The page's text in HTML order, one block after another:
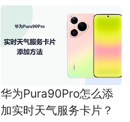
华为Pura90Pro怎么添
加实时天气服务卡片？